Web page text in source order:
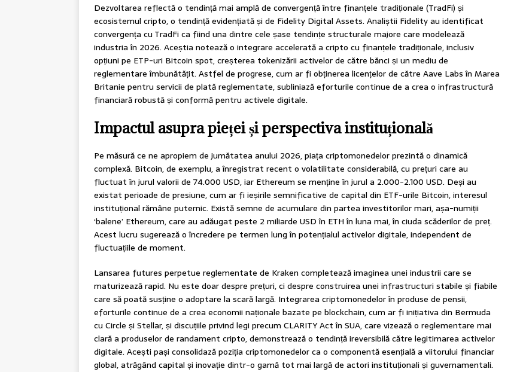
Dezvoltarea reflectă o tendință mai amplă de convergență între finanțele tradiționale (TradFi) și
ecosistemul cripto, o tendință evidențiată și de Fidelity Digital Assets. Analiștii Fidelity au identificat
convergența cu TradFi ca fiind una dintre cele șase tendințe structurale majore care modelează
industria în 2026. Aceștia notează o integrare accelerată a cripto cu finanțele tradiționale, inclusiv
opțiuni pe ETP-uri Bitcoin spot, creșterea tokenizării activelor de către bănci și un mediu de
reglementare îmbunătățit. Astfel de progrese, cum ar fi obținerea licențelor de către Aave Labs în Marea
Britanie pentru servicii de plată reglementate, subliniază eforturile continue de a crea o infrastructură
financiară robustă și conformă pentru activele digitale.
Impactul asupra pieței și perspectiva instituțională
Pe măsură ce ne apropiem de jumătatea anului 2026, piața criptomonedelor prezintă o dinamică
complexă. Bitcoin, de exemplu, a înregistrat recent o volatilitate considerabilă, cu prețuri care au
fluctuat în jurul valorii de 74.000 USD, iar Ethereum se menține în jurul a 2.000-2.100 USD. Deși au
existat perioade de presiune, cum ar fi ieșirile semnificative de capital din ETF-urile Bitcoin, interesul
instituțional rămâne puternic. Există semne de acumulare din partea investitorilor mari, așa-numiții
‘balene’ Ethereum, care au adăugat peste 2 miliarde USD în ETH în luna mai, în ciuda scăderilor de preț.
Acest lucru sugerează o încredere pe termen lung în potențialul activelor digitale, independent de
fluctuațiile de moment.
Lansarea futures perpetue reglementate de Kraken completează imaginea unei industrii care se
maturizează rapid. Nu este doar despre prețuri, ci despre construirea unei infrastructuri stabile și fiabile
care să poată susține o adoptare la scară largă. Integrarea criptomonedelor în produse de pensii,
eforturile continue de a crea economii naționale bazate pe blockchain, cum ar fi inițiativa din Bermuda
cu Circle și Stellar, și discuțiile privind legi precum CLARITY Actîn SUA, care vizează o reglementare mai
clară a produselor de randament cripto, demonstrează o tendință ireversibilă către legitimarea activelor
digitale. Acești pași consolidază poziția criptomonedelor ca o componentă esențială a viitorului financiar
global, atrăgând capital și inovație dintr-o gamă tot mai largă de actori instituționali și guvernamentali.